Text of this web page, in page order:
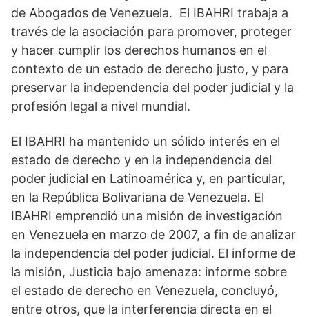
de Abogados de Venezuela. El IBAHRI trabaja a
través de la asociación para promover, proteger
y hacer cumplir los derechos humanos en el
contexto de un estado de derecho justo, y para
preservar la independencia del poder judicial y la
profesión legal a nivel mundial.
El IBAHRI ha mantenido un sólido interés en el
estado de derecho y en la independencia del
poder judicial en Latinoamérica y, en particular,
en la República Bolivariana de Venezuela. El
IBAHRI emprendió una misión de investigación
en Venezuela en marzo de 2007, a fin de analizar
la independencia del poder judicial. El informe de
la misión, Justicia bajo amenaza: informe sobre
el estado de derecho en Venezuela, concluyó,
entre otros, que la interferencia directa en el